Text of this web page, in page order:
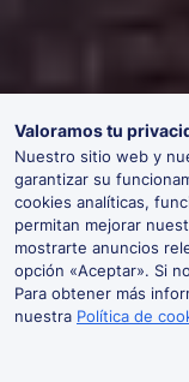
Valoramos tu
Nuestro sitio web y
garantizar su
cookies analíticas,
permitan mejorar
mostrarte anuncios
opción «Aceptar». Si
Para obtener más
nuestra Política de